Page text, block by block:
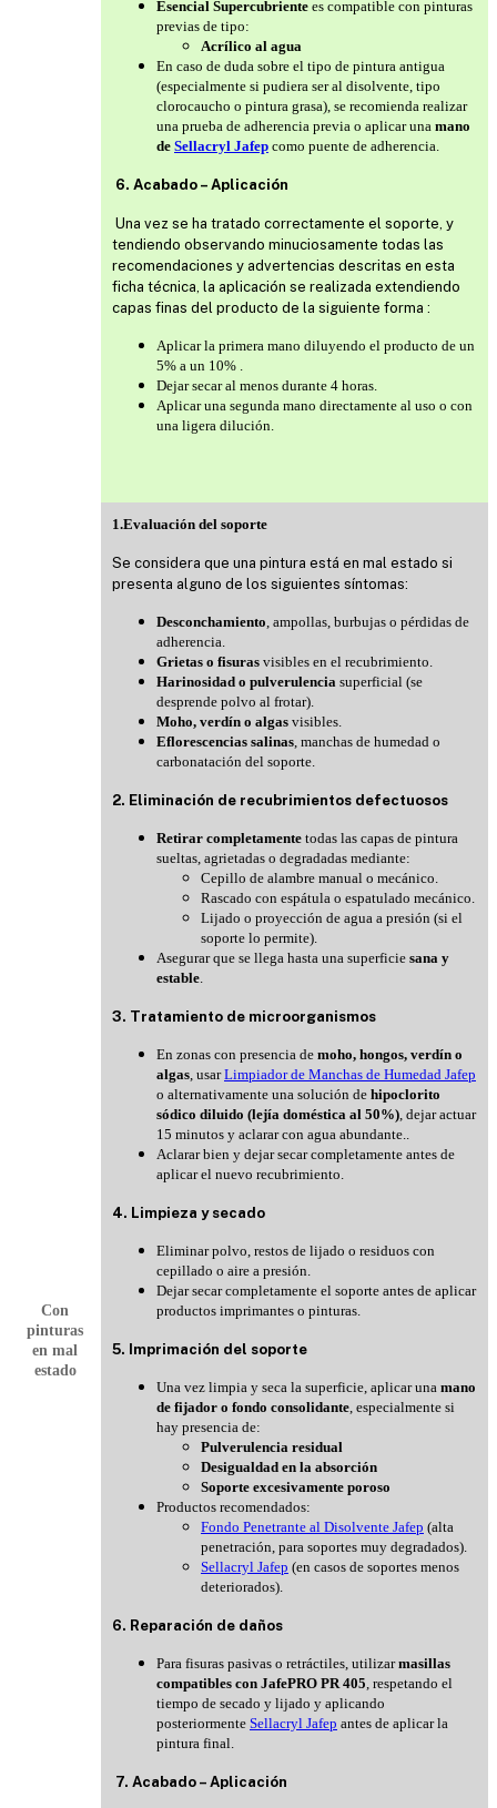
Esencial Supercubriente es compatible con pinturas
previas de tipo:
Acrílico al agua
En caso de duda sobre el tipo de pintura antigua
(especialmente si pudiera ser al disolvente, tipo
clorocaucho o pintura grasa), se recomienda realizar
una prueba de adherencia previa o aplicar una mano
de Sellacryl Jafep como puente de adherencia.
6. Acabado – Aplicación
Una vez se ha tratado correctamente el soporte, y
tendiendo observando minuciosamente todas las
recomendaciones y advertencias descritas en esta
ficha técnica, la aplicación se realizada extendiendo
capas finas del producto de la siguiente forma :
Aplicar la primera mano diluyendo el producto de un
5% a un 10% .
Dejar secar al menos durante 4 horas.
Aplicar una segunda mano directamente al uso o con
una ligera dilución.
Con
pinturas
en mal
estado
1.Evaluación del soporte
Se considera que una pintura está en mal estado si
presenta alguno de los siguientes síntomas:
Desconchamiento , ampollas, burbujas o pérdidas de
adherencia.
Grietas o fisuras visibles en el recubrimiento.
Harinosidad o pulverulencia superficial (se
desprende polvo al frotar).
Moho, verdín o algas visibles.
Eflorescencias salinas , manchas de humedad o
carbonatación del soporte.
2. Eliminación de recubrimientos defectuosos
Retirar completamente todas las capas de pintura
sueltas, agrietadas o degradadas mediante:
Cepillo de alambre manual o mecánico.
Rascado con espátula o espatulado mecánico.
Lijado o proyección de agua a presión (si el
soporte lo permite).
Asegurar que se llega hasta una superficie sana y
estable
3. Tratamiento de microorganismos
En zonas con presencia de moho, hongos, verdín o
algas , usarLimpiador de Manchas de Humedad Jafep
o alternativamente una solución de hipoclorito
sódico diluido (lejía doméstica al 50%) , dejar actuar
15 minutos y aclarar con agua abundante.
Aclarar bien y dejar secar completamente antes de
aplicar el nuevo recubrimiento.
4. Limpieza y secado
Eliminar polvo, restos de lijado o residuos con
cepillado o aire a presión.
Dejar secar completamente el soporte antes de aplicar
productos imprimantes o pinturas.
5. Imprimación del soporte
Una vez limpia y seca la superficie, aplicar una mano
de fijador o fondo consolidante , especialmente si
hay presencia de:
Pulverulencia residual
Desigualdad en la absorción
Soporte excesivamente poroso
Productos recomendados:
Fondo Penetrante al Disolvente Jafep (alta
penetración, para soportes muy degradados).
Sellacryl Jafep (en casos de soportes menos
deteriorados).
6. Reparación de daños
Para fisuras pasivas o retráctiles, utilizarmasillas
compatibles con JafePRO PR 405 , respetando el
tiempo de secado y lijado y aplicando
posteriormente Sellacryl Jafep antes de aplicar la
pintura final.
7. Acabado – Aplicación